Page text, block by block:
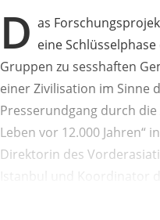
D as
eine
Gruppen zu sesshaften
einer Zivilisation im
Presserundgang durch die
Leben vor 12.000 Jahren“
Direktorin des
Istanbul und Koordinator